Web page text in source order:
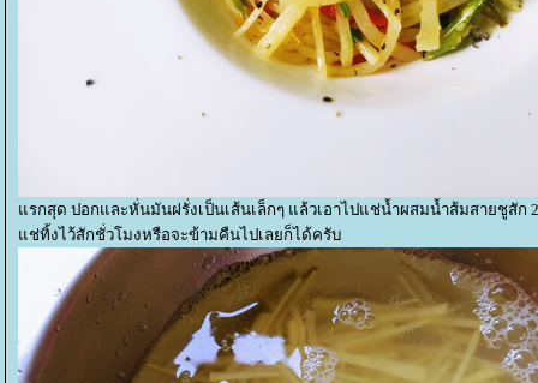
รกสุด ปอกและหั่นมันฝรั่งเป็นเส้นเล็กๆ แล้วเอาไปแช่น้ำผสมน้ำส้มสายชูสัก
ช่ทิ้งไว้สักชั่วโมงหรือจะข้ามคืนไปเลยก็ได้ครับ